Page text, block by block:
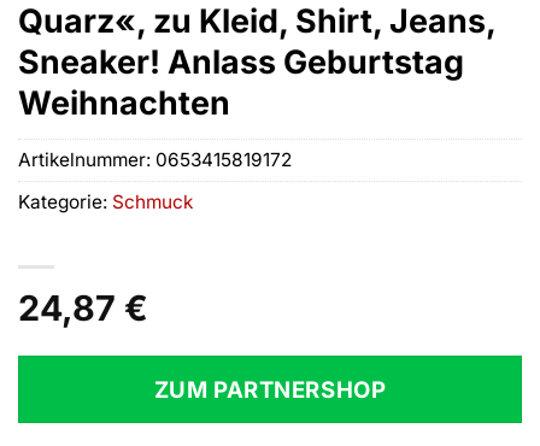
Quarz«, zu Kleid, Shirt, Jeans,
Sneaker! Anlass Geburtstag
Weihnachten
24,87 €
ZUM PARTNERSHOP
Artikelnummer: 0653415819172
Kategorie: Schmuck